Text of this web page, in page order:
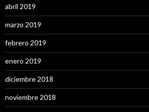
abril 2019
marzo 2019
febrero 2019
enero 2019
diciembre 2018
noviembre 2018